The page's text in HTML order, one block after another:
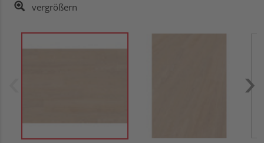
vergrößern